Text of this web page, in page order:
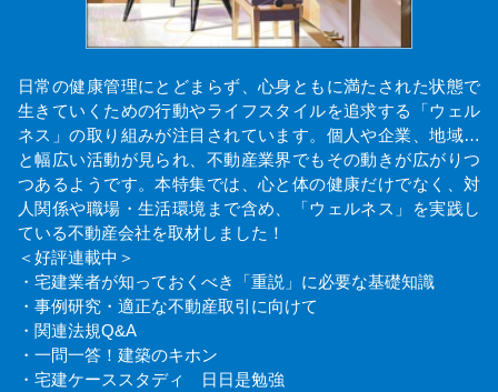
日常の健康管理にとどまらず、心身ともに満たされた状態で
生きていくための行動やライフスタイルを追求する「ウェル
ネス」の取り組みが注目されています。個人や企業、地域…
と幅広い活動が見られ、不動産業界でもその動きが広がりつ
つあるようです。本特集では、心と体の健康だけでなく、対
人関係や職場・生活環境まで含め、「ウェルネス」を実践し
ている不動産会社を取材しました！
＜好評連載中＞
・宅建業者が知っておくべき「重説」に必要な基礎知識
・事例研究・適正な不動産取引に向けて
・関連法規Q&A
・一問一答！建築のキホン
・宅建ケーススタディ 日日是勉強